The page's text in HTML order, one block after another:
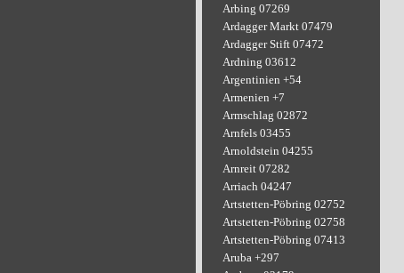
Arbing 07269
Ardagger Markt 07479
Ardagger Stift 07472
Ardning 03612
Argentinien +54
Armenien +7
Armschlag 02872
Arnfels 03455
Arnoldstein 04255
Arnreit 07282
Arriach 04247
Artstetten-Pöbring 02752
Artstetten-Pöbring 02758
Artstetten-Pöbring 07413
Aruba +297